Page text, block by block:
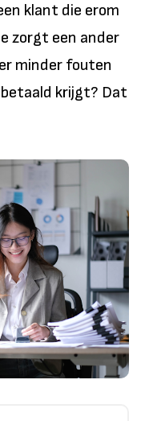
klant die erom
zorgt een ander
minder fouten
krijgt? Dat